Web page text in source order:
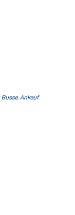
Busse, Ankauf.